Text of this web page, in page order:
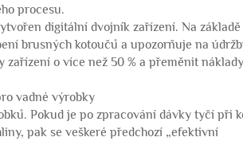
procesu.
digitální dvojník zařízení. Na základě
brusných kotoučů a upozorňuje na
o více než 50 % a přeměnit
vadné výrobky
Pokud je po zpracování dávky tyčí při
pak se veškeré předchozí „efektivní